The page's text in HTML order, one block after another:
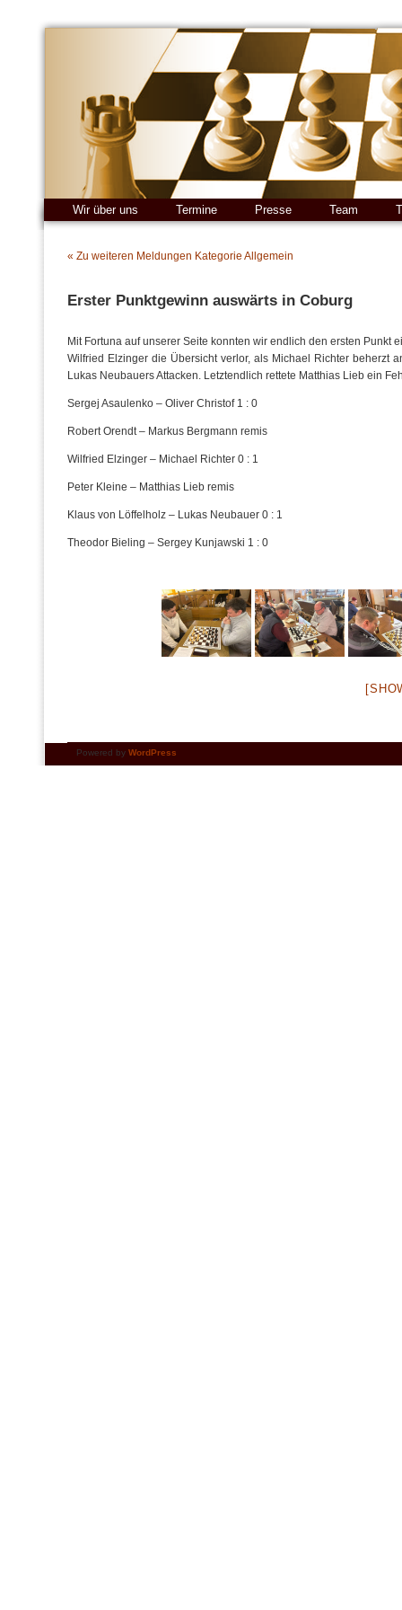
Wir über uns Termine Presse Team
« Zu weiteren Meldungen Kategorie Allgemein
Erster Punktgewinn auswärts in Coburg
Mit Fortuna auf unserer Seite konnten wir endlich den ersten
Wilfried Elzinger die Übersicht verlor, als Michael Richter beherzt
Lukas Neubauers Attacken. Letztendlich rettete Matthias Lieb ein
Sergej Asaulenko – Oliver Christof 1 : 0
Robert Orendt – Markus Bergmann remis
Wilfried Elzinger – Michael Richter 0 : 1
Peter Kleine – Matthias Lieb remis
Klaus von Löffelholz – Lukas Neubauer 0 : 1
Theodor Bieling – Sergey Kunjawski 1 : 0
Powered by WordPress